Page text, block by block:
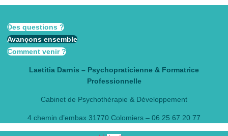
Des questions ?
Avançons ensemble
Comment venir ?
Laetitia Darnis – Psychopraticienne & Formatrice
Professionnelle
Cabinet de Psychothérapie & Développement
4 chemin d’embax 31770 Colomiers – 06 25 67 20 77